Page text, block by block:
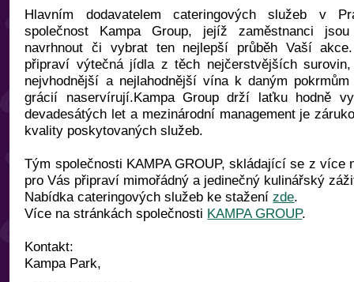
Hlavním dodavatelem cateringových služeb v
společnost Kampa Group, jejíž zaměstnanci
navrhnout či vybrat ten nejlepší průběh Vaší
připraví výtečná jídla z těch nejčerstvějších
nejvhodnější a nejlahodnější vína k daným
grácií naservírují.Kampa Group drží laťku hodně
devadesátých let a mezinárodní management je
kvality poskytovaných služeb.
Tým společnosti KAMPA GROUP, skládající se z více
pro Vás připraví mimořádný a jedinečný kulinářský
Nabídka cateringových služeb ke staženízde.
Více na stránkách společnosti KAMPA GROUP.
Kontakt:
Kampa Park,